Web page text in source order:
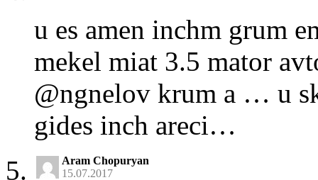
u es amen inchm grum
mekel miat 3.5 mator
@ngnelov krum a … u
gides inch areci…
Aram Chopuryan
15.07.2017